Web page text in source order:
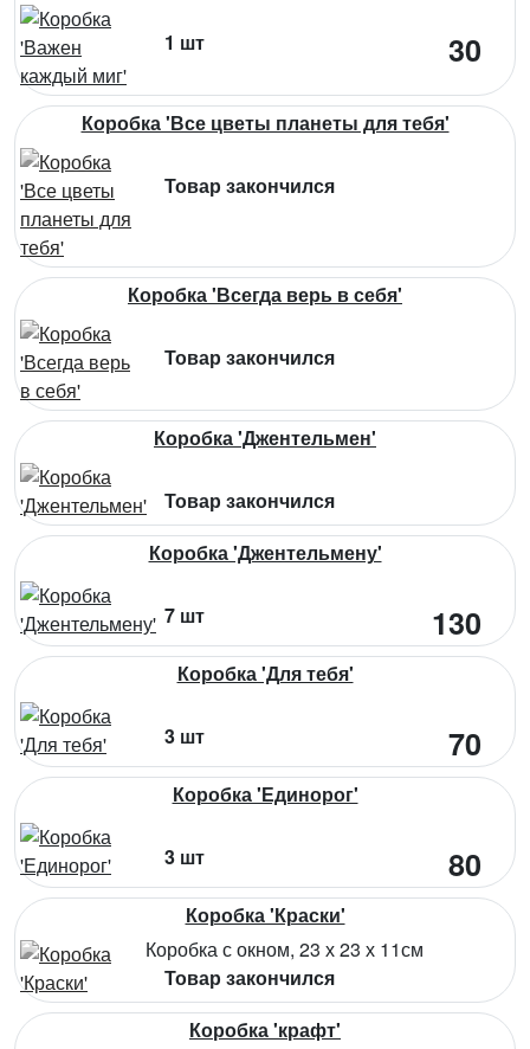
1 шт 30
Коробка 'Все цветы планеты для тебя'
Товар закончился
Коробка 'Всегда верь в себя'
Товар закончился
Коробка 'Джентельмен'
Товар закончился
Коробка 'Джентельмену'
7 шт 130
Коробка 'Для тебя'
3 шт 70
Коробка 'Единорог'
3 шт 80
Коробка 'Краски'
Коробка с окном, 23 х 23 х 11см
Товар закончился
Коробка 'крафт'